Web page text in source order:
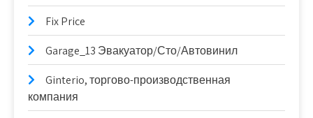
Fix Price
Garage_13 Эвакуатор/Сто/Автовинил
Ginterio, торгово-производственная
компания